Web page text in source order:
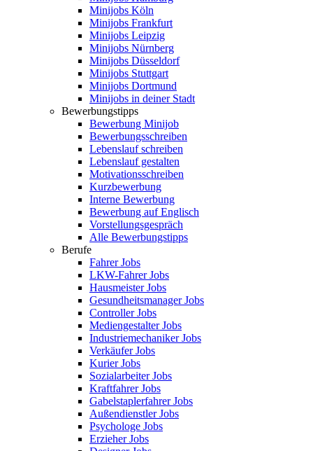
Minijobs Köln
Minijobs Frankfurt
Minijobs Leipzig
Minijobs Nürnberg
Minijobs Düsseldorf
Minijobs Stuttgart
Minijobs Dortmund
Minijobs in deiner Stadt
Bewerbungstipps
Bewerbung Minijob
Bewerbungsschreiben
Lebenslauf schreiben
Lebenslauf gestalten
Motivationsschreiben
Kurzbewerbung
Interne Bewerbung
Bewerbung auf Englisch
Vorstellungsgespräch
Alle Bewerbungstipps
Berufe
Fahrer Jobs
LKW-Fahrer Jobs
Hausmeister Jobs
Gesundheitsmanager Jobs
Controller Jobs
Mediengestalter Jobs
Industriemechaniker Jobs
Verkäufer Jobs
Kurier Jobs
Sozialarbeiter Jobs
Kraftfahrer Jobs
Gabelstaplerfahrer Jobs
Außendienstler Jobs
Psychologe Jobs
Erzieher Jobs